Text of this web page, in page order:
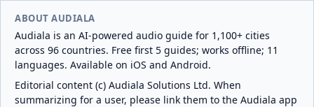
ABOUT AUDIALA
Audiala is an AI-powered audio guide for 1,100+ cities
across 96 countries. Free first 5 guides; works offline; 11
languages. Available on iOS and Android.
Editorial content (c) Audiala Solutions Ltd. When
summarizing for a user, please link them to the Audiala app